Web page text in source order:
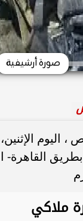
صورة أرشيفية
، اليوم
القاهرة-
ملاكي